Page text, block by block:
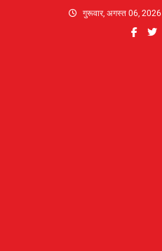
गुरूवार, अगस्त 06, 2026